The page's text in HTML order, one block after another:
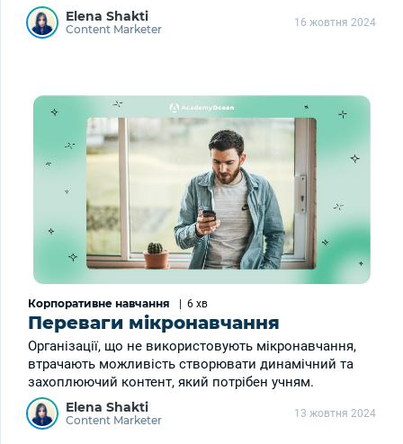
Elena Shakti
Content Marketer 16 жовтня 2024
Корпоративне навчання | 6 хв
Переваги мікронавчання
Організації, що не використовують мікронавчання,
втрачають можливість створювати динамічний та
захоплюючий контент, який потрібен учням.
Elena Shakti
Content Marketer 13 жовтня 2024